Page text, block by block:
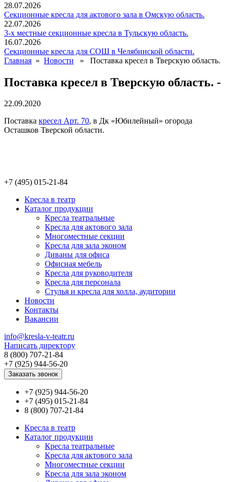
28.07.2026
Секционные кресла для актового зала в Омскую область.
22.07.2026
3-х местные секционные кресла в Тульскую область.
16.07.2026
Секционные кресла для СОШ в Челябинской области.
Главная » Новости » Поставка кресел в Тверскую область.
Поставка кресел в Тверскую область. -
22.09.2020
Поставка кресел Арт. 70, в Дк «Юбилейный» огорода
Осташков Тверской области.
+7 (495) 015-21-84
Кресла в театр
Каталог продукции
Кресла театральные
Кресла для актового зала
Многоместные секции
Кресла для зала эконом
Диваны для офиса
Офисная мебель
Кресла для руководителя
Кресла для персонала
Стулья и кресла для холла, аудитории
Новости
Контакты
Вакансии
info@kresla-v-teatr.ru
Написать директору
8 (800) 707-21-84
+7 (925) 944-56-20
Заказать звонок
+7 (925) 944-56-20
+7 (495) 015-21-84
8 (800) 707-21-84
Кресла в театр
Каталог продукции
Кресла театральные
Кресла для актового зала
Многоместные секции
Кресла для зала эконом